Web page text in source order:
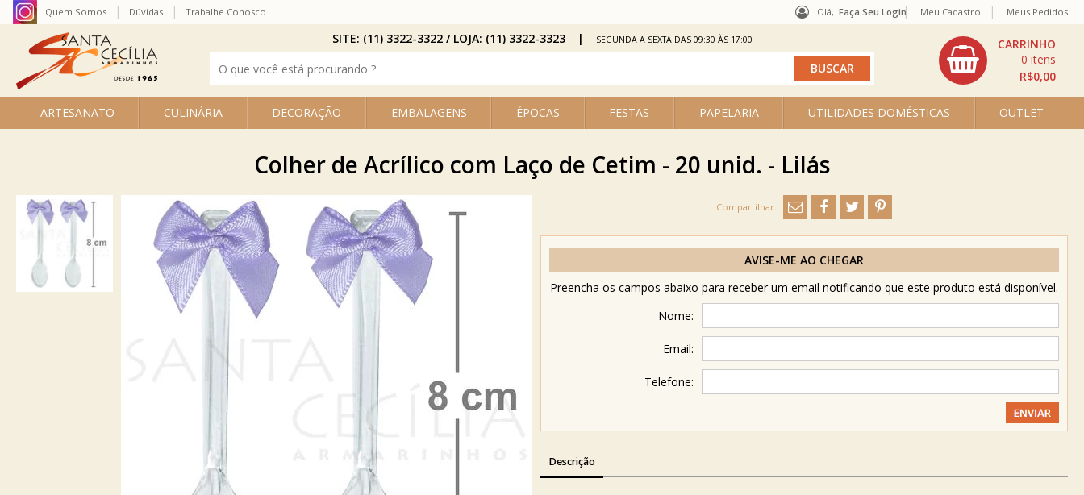
Olá, Faça Seu Login
ARTESANATO CULINÁRIA DECORAÇÃO EMBALAGENS ÉPOCAS FESTAS PAPELARIA UTILIDADES DOMÉSTICAS OUTLET
R$0,00
0
Quem Somos Dúvidas Trabalhe Conosco Meu Cadastro Meus Pedidos
SITE: (11) 3322-3322 / LOJA: (11) 3322-3323 SEGUNDA A SEXTA DAS 09:30 ÀS 17:00
Colher de Acrílico com Laço de Cetim - 20 unid. - Lilás
AVISE-ME AO CHEGAR
Preencha os campos abaixo para receber um email notificando que este produto está disponível.
Nome:
Email:
Telefone:
Descrição